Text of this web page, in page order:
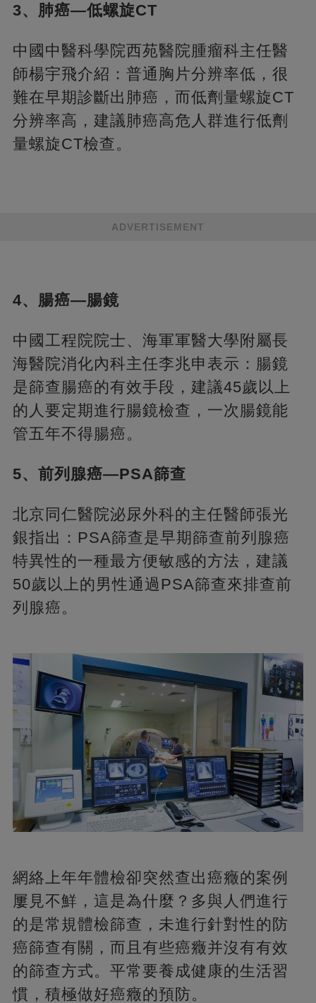
3、肺癌—低螺旋CT
中國中醫科學院西苑醫院腫瘤科主任醫
師楊宇飛介紹：普通胸片分辨率低，很
難在早期診斷出肺癌，而低劑量螺旋CT
分辨率高，建議肺癌高危人群進行低劑
量螺旋CT檢查。
ADVERTISEMENT
4、腸癌—腸鏡
中國工程院院士、海軍軍醫大學附屬長
海醫院消化內科主任李兆申表示：腸鏡
是篩查腸癌的有效手段，建議45歲以上
的人要定期進行腸鏡檢查，一次腸鏡能
管五年不得腸癌。
5、前列腺癌—PSA篩查
北京同仁醫院泌尿外科的主任醫師張光
銀指出：PSA篩查是早期篩查前列腺癌
特異性的一種最方便敏感的方法，建議
50歲以上的男性通過PSA篩查來排查前
列腺癌。
網絡上年年體檢卻突然查出癌癥的案例
屢見不鮮，這是為什麼？多與人們進行
的是常規體檢篩查，未進行針對性的防
癌篩查有關，而且有些癌癥并沒有有效
的篩查方式。平常要養成健康的生活習
慣，積極做好癌癥的預防。